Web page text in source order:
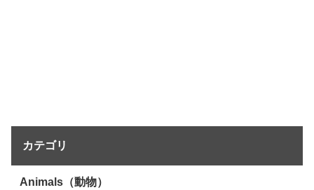
カテゴリ
Animals（動物）